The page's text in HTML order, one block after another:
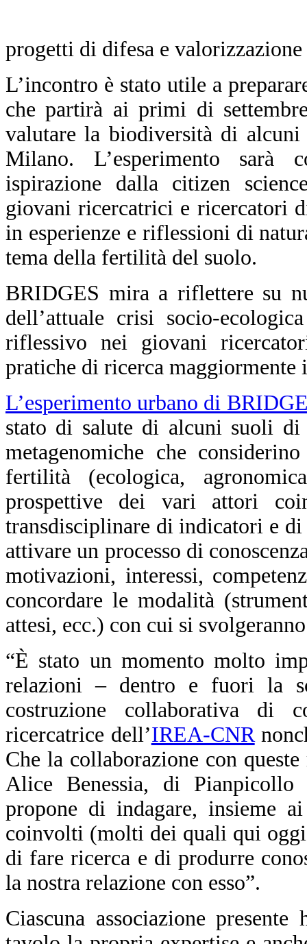
progetti di difesa e
L’incontro è stato utile a
che partirà ai primi di
valutare la biodiversità di
Milano. L’esperimento sarà
ispirazione dalla citizen
giovani ricercatrici e ricercatori
in esperienze e riflessioni di
tema della fertilità del suolo.
BRIDGES mira a riflettere su
dell’attuale crisi socio-
riflessivo nei giovani
pratiche di ricerca maggiormente
L’esperimento urbano di
stato di salute di alcuni suoli di
metagenomiche che
fertilità (ecologica,
prospettive dei vari attori
transdisciplinare di indicatori e
attivare un processo di
motivazioni, interessi,
concordare le modalità
attesi, ecc.) con cui si
“È stato un momento molto
relazioni – dentro e fuori la
costruzione collaborativa di
ricercatrice dell’IREA-CNR
Che la collaborazione con
Alice Benessia, di
propone di indagare, insieme
coinvolti (molti dei quali qui
di fare ricerca e di produrre
la nostra relazione con esso”.
Ciascuna associazione